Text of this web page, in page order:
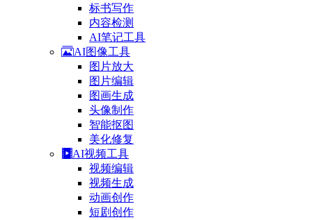
标书写作
内容检测
AI笔记工具
AI图像工具
图片放大
图片编辑
图画生成
头像制作
智能抠图
美化修复
AI视频工具
视频编辑
视频生成
动画创作
短剧创作